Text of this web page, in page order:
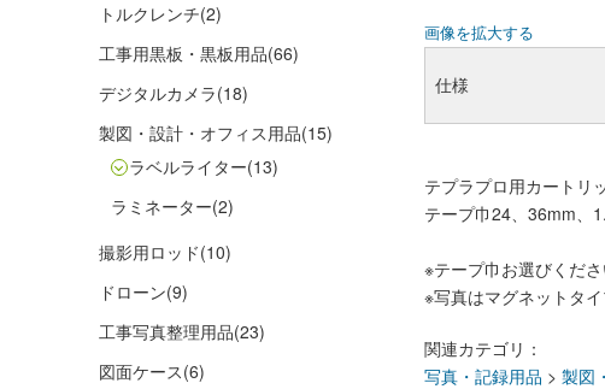
トルクレンチ(2)
工事用黒板・黒板用品(66)
デジタルカメラ(18)
製図・設計・オフィス用品(15)
ラベルライター(13)
ラミネーター(2)
撮影用ロッド(10)
ドローン(9)
工事写真整理用品(23)
図面ケース(6)
画像を拡大する
仕様
テプラプロ用カートリ
テープ巾24、36mm、
※テープ巾お選びくださ
※写真はマグネットタイ
関連カテゴリ：
写真・記録用品 > 製図